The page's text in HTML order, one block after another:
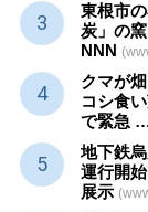
東根市
炭」の
NNN
クマが
コシ食
で緊急
地下鉄
運行開
展示